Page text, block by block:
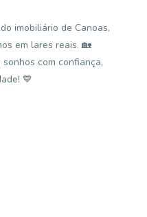
imobiliário de Canoas,
em lares reais. 🏡
com confiança,
💙